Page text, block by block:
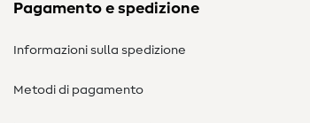
Pagamento e spedizione
Informazioni sulla spedizione
Metodi di pagamento